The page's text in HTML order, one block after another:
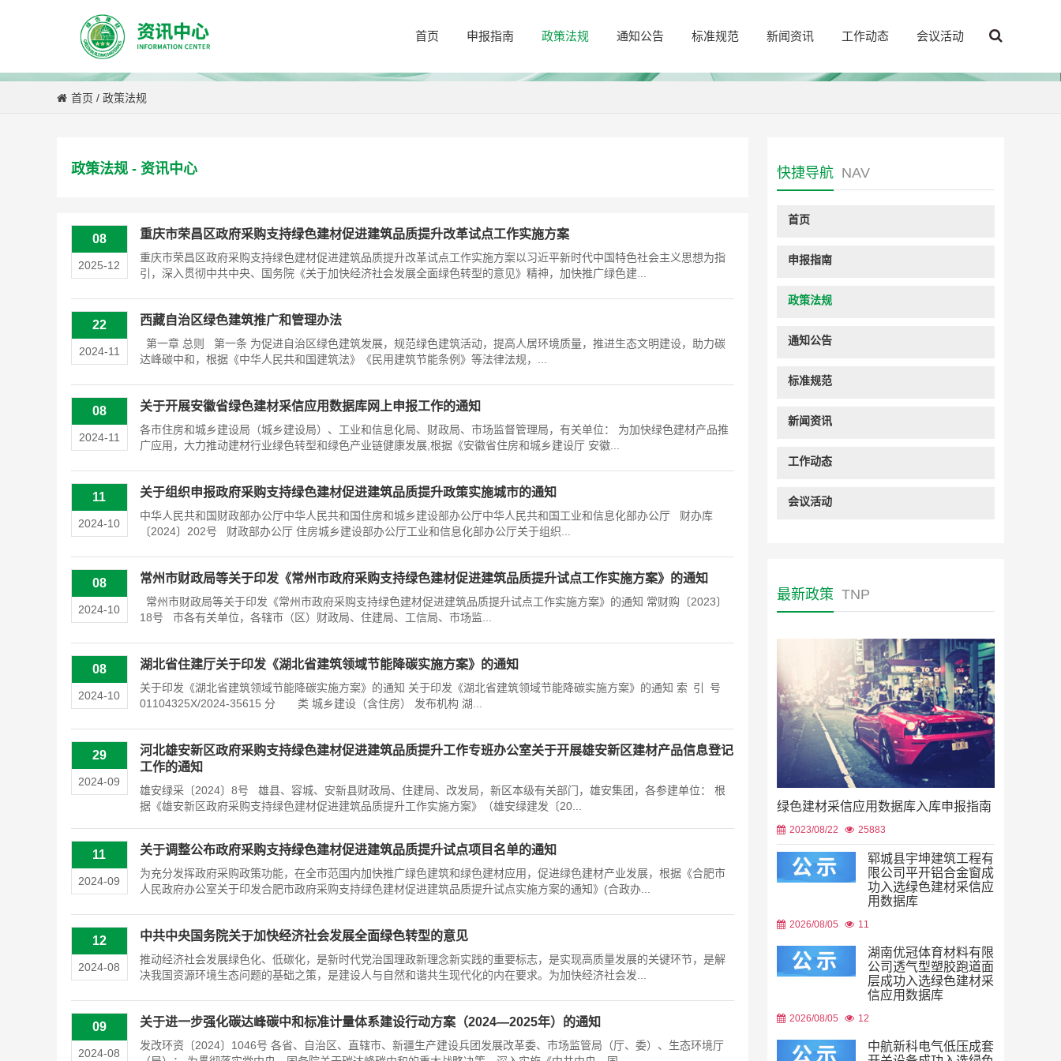
首页 申报指南 政策法规 通知公告 标准规范 新闻资讯 工作动态 会议活动
首页 / 政策法规
政策法规 - 资讯中心
08
2025-12
重庆市荣昌区政府采购支持绿色建材促进建筑品质提升改革试点工作实施方案
重庆市荣昌区政府采购支持绿色建材促进建筑品质提升改革试点工作实施方案以习近平新时代中国特色社会主义思想为指
引，深入贯彻中共中央、国务院《关于加快经济社会发展全面绿色转型的意见》精神，加快推广绿色建...
22
2024-11
西藏自治区绿色建筑推广和管理办法
第一章 总则 第一条 为促进自治区绿色建筑发展，规范绿色建筑活动，提高人居环境质量，推进生态文明建设，助力碳
达峰碳中和，根据《中华人民共和国建筑法》《民用建筑节能条例》等法律法规，...
08
2024-11
关于开展安徽省绿色建材采信应用数据库网上申报工作的通知
各市住房和城乡建设局（城乡建设局）、工业和信息化局、财政局、市场监督管理局，有关单位： 为加快绿色建材产品推
广应用，大力推动建材行业绿色转型和绿色产业链健康发展,根据《安徽省住房和城乡建设厅 安徽...
11
2024-10
关于组织申报政府采购支持绿色建材促进建筑品质提升政策实施城市的通知
中华人民共和国财政部办公厅中华人民共和国住房和城乡建设部办公厅中华人民共和国工业和信息化部办公厅 财办库
〔2024〕202号 财政部办公厅 住房城乡建设部办公厅工业和信息化部办公厅关于组织...
08
2024-10
常州市财政局等关于印发《常州市政府采购支持绿色建材促进建筑品质提升试点工作实施方案》的通知
常州市财政局等关于印发《常州市政府采购支持绿色建材促进建筑品质提升试点工作实施方案》的通知 常财购〔2023〕
18号 市各有关单位，各辖市（区）财政局、住建局、工信局、市场监...
08
2024-10
湖北省住建厅关于印发《湖北省建筑领域节能降碳实施方案》的通知
关于印发《湖北省建筑领域节能降碳实施方案》的通知 关于印发《湖北省建筑领域节能降碳实施方案》的通知 索 引 号
01104325X/2024-35615 分 类 城乡建设（含住房） 发布机构 湖...
29
2024-09
河北雄安新区政府采购支持绿色建材促进建筑品质提升工作专班办公室关于开展雄安新区建材产品信息登记
工作的通知
雄安绿采〔2024〕8号 雄县、容城、安新县财政局、住建局、改发局，新区本级有关部门，雄安集团，各参建单位： 根
据《雄安新区政府采购支持绿色建材促进建筑品质提升工作实施方案》（雄安绿建发〔20...
11
2024-09
关于调整公布政府采购支持绿色建材促进建筑品质提升试点项目名单的通知
为充分发挥政府采购政策功能，在全市范围内加快推广绿色建筑和绿色建材应用，促进绿色建材产业发展，根据《合肥市
人民政府办公室关于印发合肥市政府采购支持绿色建材促进建筑品质提升试点实施方案的通知》(合政办...
12
2024-08
中共中央国务院关于加快经济社会发展全面绿色转型的意见
推动经济社会发展绿色化、低碳化，是新时代党治国理政新理念新实践的重要标志，是实现高质量发展的关键环节，是解
决我国资源环境生态问题的基础之策，是建设人与自然和谐共生现代化的内在要求。为加快经济社会发...
09
2024-08
关于进一步强化碳达峰碳中和标准计量体系建设行动方案（2024—2025年）的通知
发改环资〔2024〕1046号 各省、自治区、直辖市、新疆生产建设兵团发展改革委、市场监管局（厅、委）、生态环境厅
快捷导航 NAV
首页
申报指南
政策法规
通知公告
标准规范
新闻资讯
工作动态
会议活动
最新政策 TNP
绿色建材采信应用数据库入库申报指南
2023/08/22 25883
郓城县宇坤建筑工程有
限公司平开铝合金窗成
功入选绿色建材采信应
用数据库
2026/08/05 11
湖南优冠体育材料有限
公司透气型塑胶跑道面
层成功入选绿色建材采
信应用数据库
2026/08/05 12
中航新科电气低压成套